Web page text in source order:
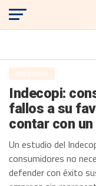
ECONOMÍA
Indecopi:
fallos a su
contar con
Un estudio del
consumidores no
defender con éxito